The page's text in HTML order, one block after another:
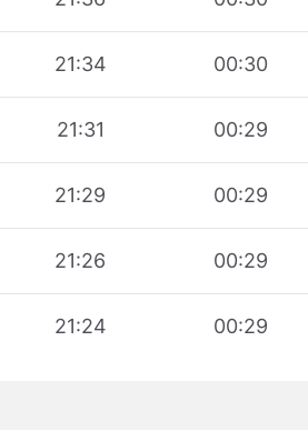
21:34 00:30
21:31 00:29
21:29 00:29
21:26 00:29
21:24 00:29